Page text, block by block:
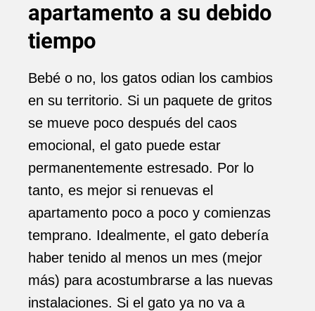
apartamento a su debido
tiempo
Bebé o no, los gatos odian los cambios
en su territorio. Si un paquete de gritos
se mueve poco después del caos
emocional, el gato puede estar
permanentemente estresado. Por lo
tanto, es mejor si renuevas el
apartamento poco a poco y comienzas
temprano. Idealmente, el gato debería
haber tenido al menos un mes (mejor
más) para acostumbrarse a las nuevas
instalaciones. Si el gato ya no va a